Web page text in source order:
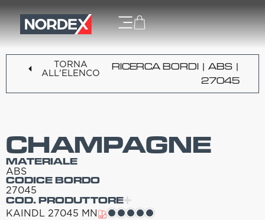
TORNA
ALL'ELENCO
RICERCA BORDI | ABS |
27045
CHAMPAGNE
MATERIALE
ABS
CODICE BORDO
27045
COD. PRODUTTORE
KAINDL 27045 MN